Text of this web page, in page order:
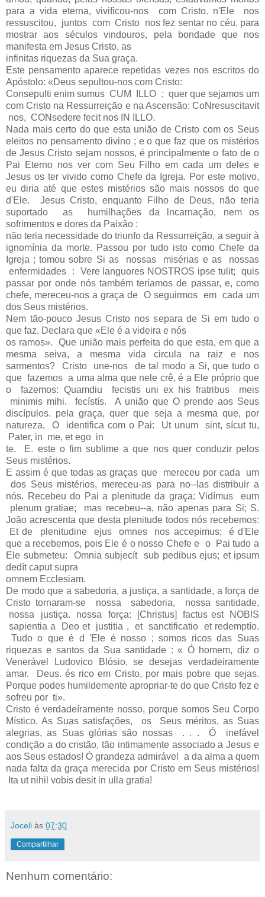
para a vida eterna, vivificou-nos com Cristo. n'Ele nos
ressuscitou, juntos com Cristo nos fez sentar no céu, para
mostrar aos séculos vindouros, pela bondade que nos
manifesta em Jesus Cristo, as
infinitas riquezas da Sua graça.
Este pensamento aparece repetidas vezes nos escritos do
Apóstolo: «Deus sepultou-nos com Cristo:
Consepulti enim sumus CUM ILLO ; quer que sejamos um
com Cristo na Ressurreição e na Ascensão: CoNresuscitavit
nos, CONsedere fecit nos IN ILLO.
Nada mais certo do que esta união de Cristo com os Seus
eleitos no pensamento divino ; e o que faz que os mistérios
de Jesus Cristo sejam nossos, é principal­mente o fato de o
Pai Eterno nos ver com Seu FiIho em cada um deles e
Jesus os ter vivido como Chefe da Igreja. Por este motivo,
eu diria até que estes mistérios são mais nossos do que
d'Ele. Jesus Cristo, enquanto Filho de Deus, não teria
suportado as humilhações da lncarnação, nem os
sofrimentos e dores da Paixão :
não teria necessidade do triunfo da Ressurreição, a seguir à
ignomínia da morte. Passou por tudo isto como Chefe da
Igreja ; tomou sobre Si as nossas misé­rias e as nossas
enfermidades : Vere languores NOSTROS ipse tulit; quis
passar por onde nós também tería­mos de passar, e, como
chefe, mereceu-nos a graça de O seguirmos em cada um
dos Seus mistérios.
Nem tão-pouco Jesus Cristo nos separa de Si em tudo o
que faz. Declara que «Ele é a videira e nós
os ramos». Que união mais perfeita do que esta, em que a
mesma seiva, a mesma vida circula na raiz e nos
sarmentos? Cristo une-nos de tal modo a Si, que tudo o
que fazemos a uma alma que nele crê, é a Ele próprio que
o fazemos: Quamdiu fecistis uni ex his fratribus meis
minimis mihi. fecístís. A união que O prende aos Seus
discípulos. pela graça, quer que seja a mesma que, por
natureza, O identifica com o Pai: Ut unum sint, sícut tu,
Pater, in me, et ego in
te. E. este o fim sublime a que nos quer conduzir pelos
Seus mistérios.
E assim é que todas as graças que mereceu por cada um
dos Seus mistérios, mereceu-as para no--las distribuir a
nós. Recebeu do Pai a plenitude da graça: Vidímus eum
plenum gratiae; mas recebeu--a, não apenas para Si; S.
João acrescenta que desta plenitude todos nós recebemos:
Et de plenitudine ejus omnes nos accepimus; é d'Ele
que a recebemos, pois Ele é o nosso Chefe e o Pai tudo a
Ele submeteu: Omnia subjecít sub pedibus ejus; et ipsum
dedít caput supra
omnem Ecclesiam.
De modo que a sabedoria, a justiça, a santidade, a força de
Cristo tornaram-se nossa sabedoria, nossa santidade,
nossa justiça. nossa força: [Christus] factus est NOB!S
sapientia a Deo et justitia , et sanctificatio et redemptío.
Tudo o que é d 'Ele é nosso ; somos ricos das Suas
riquezas e santos da Sua santidade : « Ó homem, diz o
Venerável Ludovico Blósio, se dese­jas verdadeiramente
amar. Deus. és rico em Cristo, por mais pobre que sejas.
Porque podes humildemente apropriar-te do que Cristo fez e
sofreu por ti».
Cristo é verdadeíramente nosso, porque somos Seu Corpo
Místico. As Suas satisfações, os Seus méritos, as Suas
alegrias, as Suas glórias são nossas . . . Ó ine­fável
condição a do cristão, tão intimamente associado a Jesus e
aos Seus estados! Ó grandeza admirável a da alma a quem
nada falta da graça merecida por Cristo em Seus mistérios!
Ita ut nihil vobis desit in ulla gratia!
Joceli às 07:30
Compartilhar
Nenhum comentário: